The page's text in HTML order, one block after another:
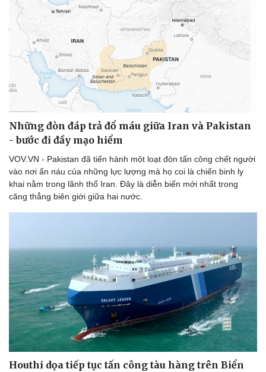
Thể thao
Bóng đá
Lịch thi đấu bóng đá
Thế giới thể thao
eSports
Hậu trường
Ô tô - Xe máy
Ô tô
Xe máy
Tư vấn
Những đòn đáp trả đổ máu giữa Iran và Pakistan
- bước đi đầy mạo hiểm
VOV.VN - Pakistan đã tiến hành một loạt đòn tấn công chết người
vào nơi ẩn náu của những lực lượng mà họ coi là chiến binh ly
khai nằm trong lãnh thổ Iran. Đây là diễn biến mới nhất trong
căng thẳng biên giới giữa hai nước.
Houthi dọa tiếp tục tấn công tàu hàng trên Biển